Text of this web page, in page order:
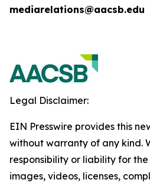
mediarelations@aacsb.edu
Legal Disclaimer:
EIN Presswire provides this
without warranty of any kind.
responsibility or liability for
images, videos, licenses,